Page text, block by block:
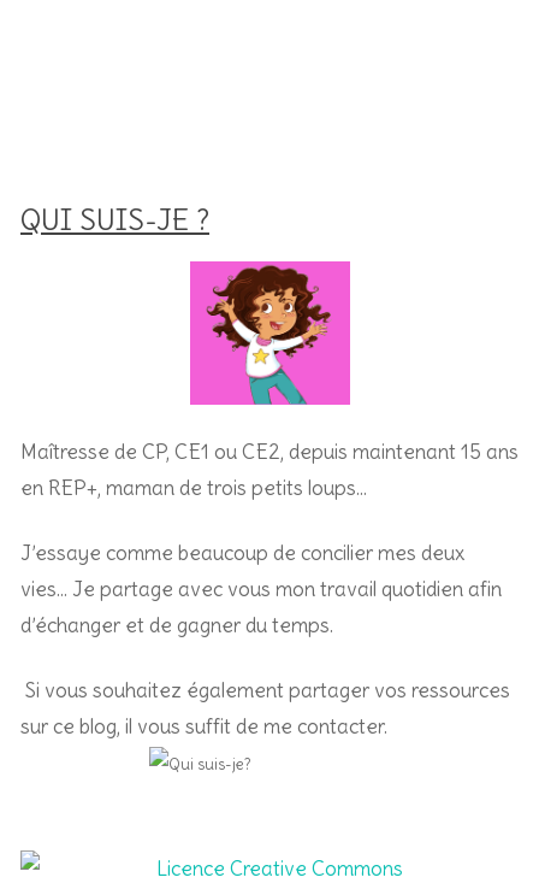
QUI SUIS-JE ?
Maîtresse de CP, CE1 ou CE2, depuis maintenant 15 ans
en REP+, maman de trois petits loups…
J’essaye comme beaucoup de concilier mes deux
vies… Je partage avec vous mon travail quotidien afin
d’échanger et de gagner du temps.
Si vous souhaitez également partager vos ressources
sur ce blog, il vous suffit de me contacter.